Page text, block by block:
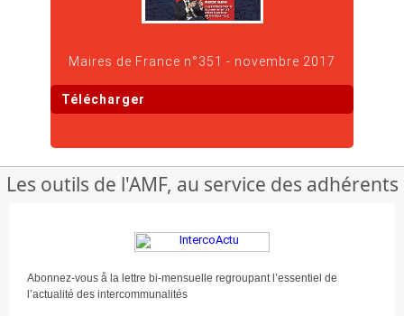
Maires de France n°351 - novembre 2017
Télécharger
Les outils de l'AMF, au service des adhérents
Abonnez-vous å la lettre bi-mensuelle regroupant l’essentiel de
l’actualité des intercommunalités